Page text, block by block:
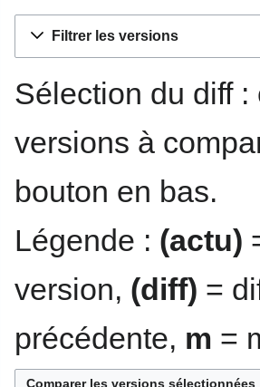
navigation
recherche
Filtrer les versions
Sélection du diff
versions à
bouton en bas.
Légende : (actu)
version, (diff) =
précédente, m =